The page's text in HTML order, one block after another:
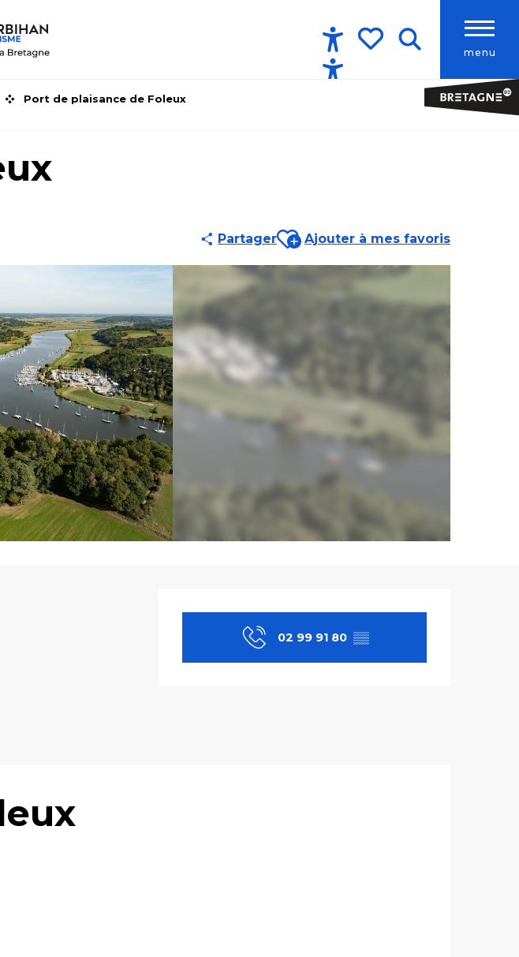
menu
Accessibilité
Port de plaisance de Foleux
PartagerAjouter aux favoris
Ajouter à mes favoris
Ouverture et
02 99 91 80 ▒▒